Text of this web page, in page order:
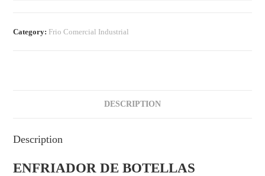
Category: Frio Comercial Industrial
DESCRIPTION
Description
ENFRIADOR DE BOTELLAS